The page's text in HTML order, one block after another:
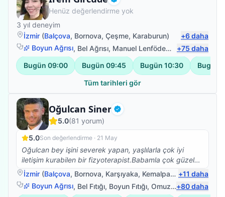
Doğrulanmış
Henüz değerlendirme yok
3 yıl deneyim
İzmir (Balçova, Bornova, Çeşme, Karaburun) +6daha
Boyun Ağrısı, Bel Ağrısı, Manuel Lenfödem Drenajı ,
+75 daha
Bugün 09:00 Bugün 09:45 Bugün 10:30 Bugün
Tüm tarihleri gör
Oğulcan Siner Doğrulanmış
Fizyoterapist
5.0(81 yorum)
5.0Son değerlendirme · 21 May
Oğulcan bey işini severek yapan, yaşlılarla çok iyi
iletişim kurabilen bir fizyoterapist.Babamla çok güzel
ilgilendi.Kendisine çok teşekkür ederim.☺️
İzmir (Balçova, Bornova, Karşıyaka, Kemalpaşa )+11 daha
Boyun Ağrısı, Bel Fıtığı, Boyun Fıtığı, Omuz Bağ Yaralanması +80daha